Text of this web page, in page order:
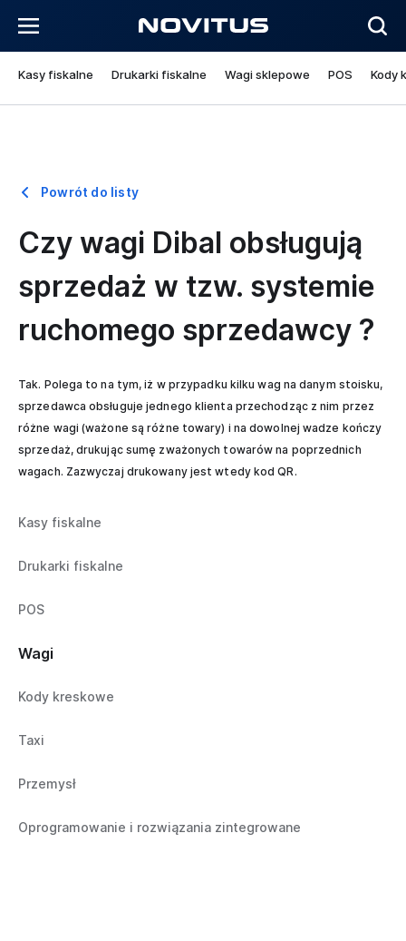
Kasy fiskalne Drukarki fiskalne Wagi sklepowe POS Kody
Kasy fiskalne
Drukarki fiskalne
POS
Wagi
Kody kreskowe
Taxi
Przemysł
Oprogramowanie i rozwiązania zintegrowane
Powrót do listy
Czy wagi Dibal obsługują
sprzedaż w tzw. systemie
ruchomego sprzedawcy ?
Tak. Polega to na tym, iż w przypadku kilku wag na danym stoisku,
sprzedawca obsługuje jednego klienta przechodząc z nim przez
różne wagi (ważone są różne towary) i na dowolnej wadze kończy
sprzedaż, drukując sumę zważonych towarów na poprzednich
wagach. Zazwyczaj drukowany jest wtedy kod QR.